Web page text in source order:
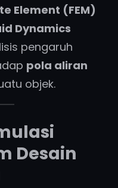
Element (FEM)
Dynamics
pengaruh
pola aliran
objek.
Desain